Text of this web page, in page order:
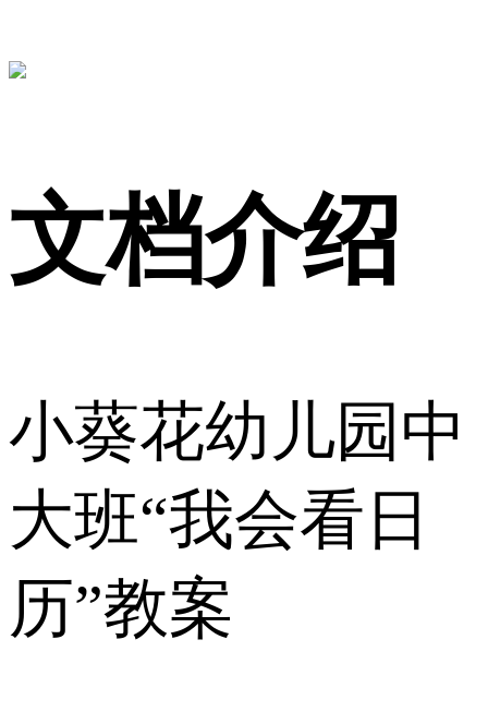
文档介绍
小葵花幼儿园中
大班“我会看日
历”教案